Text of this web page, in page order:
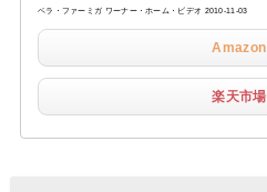
ベラ・ファーミガ ワーナー・ホーム・ビデオ 2010-11-03
Amazon
楽天市場